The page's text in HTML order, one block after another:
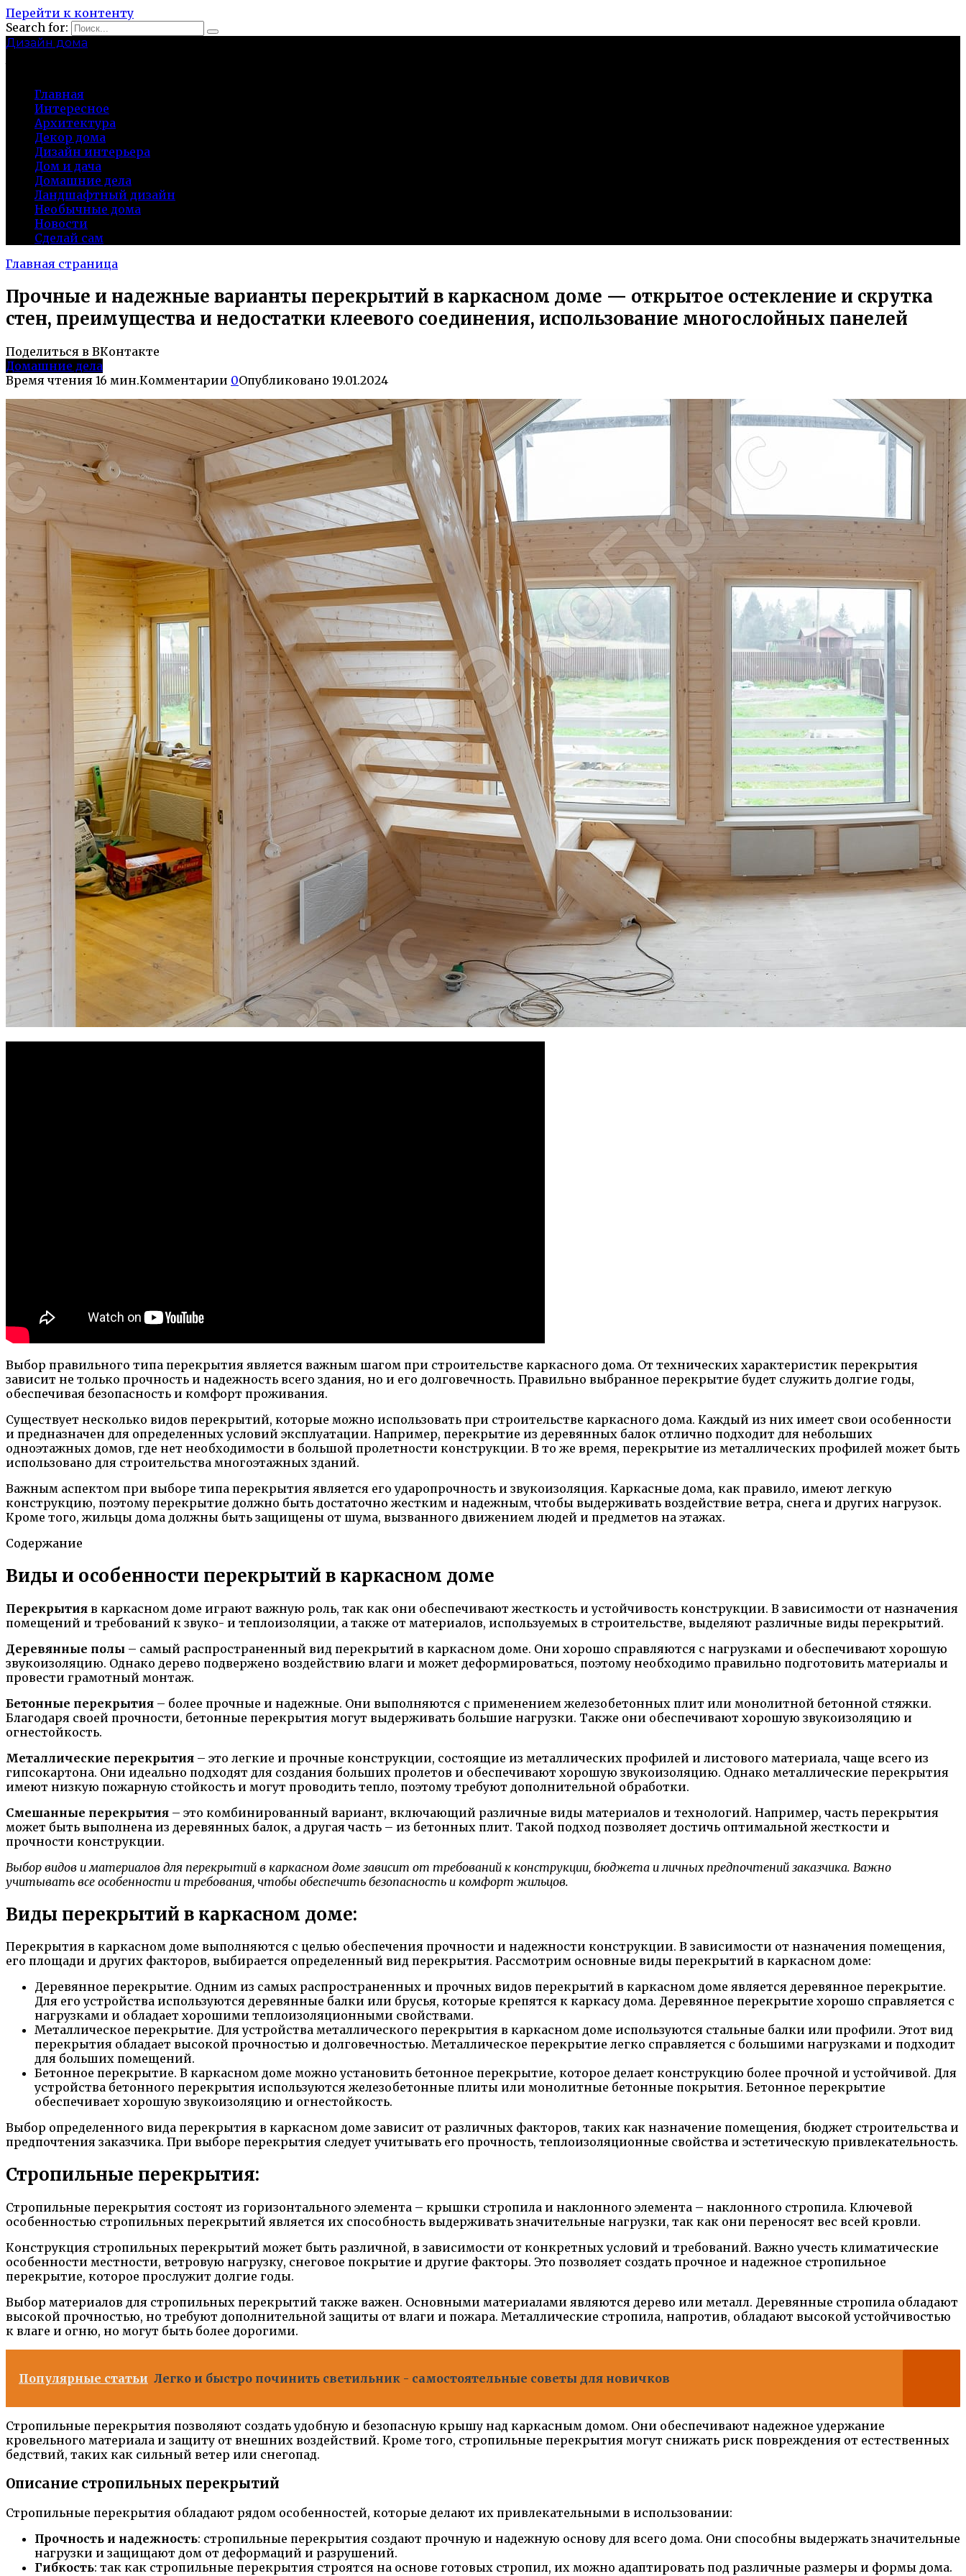
Перейти к контенту
Search for:
Дизайн дома
Главная
Интересное
Архитектура
Декор дома
Дизайн интерьера
Дом и дача
Домашние дела
Ландшафтный дизайн
Необычные дома
Новости
Сделай сам
Главная страница
Прочные и надежные варианты перекрытий в каркасном доме — открытое остекление и скрутка
стен, преимущества и недостатки клеевого соединения, использование многослойных панелей
Поделиться в ВКонтакте
Домашние дела
Время чтения 16 мин.Комментарии 0Опубликовано 19.01.2024
Выбор правильного типа перекрытия является важным шагом при строительстве каркасного дома. От технических характеристик перекрытия
зависит не только прочность и надежность всего здания, но и его долговечность. Правильно выбранное перекрытие будет служить долгие годы,
обеспечивая безопасность и комфорт проживания.
Существует несколько видов перекрытий, которые можно использовать при строительстве каркасного дома. Каждый из них имеет свои особенности
и предназначен для определенных условий эксплуатации. Например, перекрытие из деревянных балок отлично подходит для небольших
одноэтажных домов, где нет необходимости в большой пролетности конструкции. В то же время, перекрытие из металлических профилей может быть
использовано для строительства многоэтажных зданий.
Важным аспектом при выборе типа перекрытия является его ударопрочность и звукоизоляция. Каркасные дома, как правило, имеют легкую
конструкцию, поэтому перекрытие должно быть достаточно жестким и надежным, чтобы выдерживать воздействие ветра, снега и других нагрузок.
Кроме того, жильцы дома должны быть защищены от шума, вызванного движением людей и предметов на этажах.
Содержание
Виды и особенности перекрытий в каркасном доме
Перекрытия в каркасном доме играют важную роль, так как они обеспечивают жесткость и устойчивость конструкции. В зависимости от назначения
помещений и требований к звуко- и теплоизоляции, а также от материалов, используемых в строительстве, выделяют различные виды перекрытий.
Деревянные полы – самый распространенный вид перекрытий в каркасном доме. Они хорошо справляются с нагрузками и обеспечивают хорошую
звукоизоляцию. Однако дерево подвержено воздействию влаги и может деформироваться, поэтому необходимо правильно подготовить материалы и
провести грамотный монтаж.
Бетонные перекрытия – более прочные и надежные. Они выполняются с применением железобетонных плит или монолитной бетонной стяжки.
Благодаря своей прочности, бетонные перекрытия могут выдерживать большие нагрузки. Также они обеспечивают хорошую звукоизоляцию и
огнестойкость.
Металлические перекрытия – это легкие и прочные конструкции, состоящие из металлических профилей и листового материала, чаще всего из
гипсокартона. Они идеально подходят для создания больших пролетов и обеспечивают хорошую звукоизоляцию. Однако металлические перекрытия
имеют низкую пожарную стойкость и могут проводить тепло, поэтому требуют дополнительной обработки.
Смешанные перекрытия – это комбинированный вариант, включающий различные виды материалов и технологий. Например, часть перекрытия
может быть выполнена из деревянных балок, а другая часть – из бетонных плит. Такой подход позволяет достичь оптимальной жесткости и
прочности конструкции.
Выбор видов и материалов для перекрытий в каркасном доме зависит от требований к конструкции, бюджета и личных предпочтений заказчика. Важно
учитывать все особенности и требования, чтобы обеспечить безопасность и комфорт жильцов.
Виды перекрытий в каркасном доме:
Перекрытия в каркасном доме выполняются с целью обеспечения прочности и надежности конструкции. В зависимости от назначения помещения,
его площади и других факторов, выбирается определенный вид перекрытия. Рассмотрим основные виды перекрытий в каркасном доме:
Деревянное перекрытие. Одним из самых распространенных и прочных видов перекрытий в каркасном доме является деревянное перекрытие.
Для его устройства используются деревянные балки или брусья, которые крепятся к каркасу дома. Деревянное перекрытие хорошо справляется с
нагрузками и обладает хорошими теплоизоляционными свойствами.
Металлическое перекрытие. Для устройства металлического перекрытия в каркасном доме используются стальные балки или профили. Этот вид
перекрытия обладает высокой прочностью и долговечностью. Металлическое перекрытие легко справляется с большими нагрузками и подходит
для больших помещений.
Бетонное перекрытие. В каркасном доме можно установить бетонное перекрытие, которое делает конструкцию более прочной и устойчивой. Для
устройства бетонного перекрытия используются железобетонные плиты или монолитные бетонные покрытия. Бетонное перекрытие
обеспечивает хорошую звукоизоляцию и огнестойкость.
Выбор определенного вида перекрытия в каркасном доме зависит от различных факторов, таких как назначение помещения, бюджет строительства и
предпочтения заказчика. При выборе перекрытия следует учитывать его прочность, теплоизоляционные свойства и эстетическую привлекательность.
Стропильные перекрытия:
Стропильные перекрытия состоят из горизонтального элемента – крышки стропила и наклонного элемента – наклонного стропила. Ключевой
особенностью стропильных перекрытий является их способность выдерживать значительные нагрузки, так как они переносят вес всей кровли.
Конструкция стропильных перекрытий может быть различной, в зависимости от конкретных условий и требований. Важно учесть климатические
особенности местности, ветровую нагрузку, снеговое покрытие и другие факторы. Это позволяет создать прочное и надежное стропильное
перекрытие, которое прослужит долгие годы.
Выбор материалов для стропильных перекрытий также важен. Основными материалами являются дерево или металл. Деревянные стропила обладают
высокой прочностью, но требуют дополнительной защиты от влаги и пожара. Металлические стропила, напротив, обладают высокой устойчивостью
к влаге и огню, но могут быть более дорогими.
Популярные статьи Легко и быстро починить светильник - самостоятельные советы для новичков
Стропильные перекрытия позволяют создать удобную и безопасную крышу над каркасным домом. Они обеспечивают надежное удержание
кровельного материала и защиту от внешних воздействий. Кроме того, стропильные перекрытия могут снижать риск повреждения от естественных
бедствий, таких как сильный ветер или снегопад.
Описание стропильных перекрытий
Стропильные перекрытия обладают рядом особенностей, которые делают их привлекательными в использовании:
Прочность и надежность: стропильные перекрытия создают прочную и надежную основу для всего дома. Они способны выдержать значительные
нагрузки и защищают дом от деформаций и разрушений.
Гибкость: так как стропильные перекрытия строятся на основе готовых стропил, их можно адаптировать под различные размеры и формы дома.